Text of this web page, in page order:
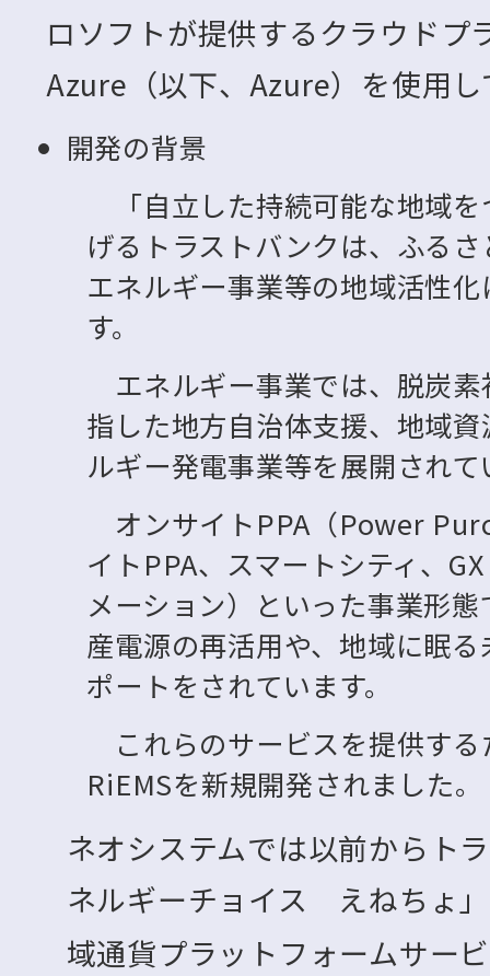
ロソフトが提供するクラウド
Azure（以下、Azure）を使用し
開発の背景
「自立した持続可能な地域
げるトラストバンクは、ふる
エネルギー事業等の地域活性
す。
エネルギー事業では、脱炭
指した地方自治体支援、地域
ルギー発電事業等を展開されて
オンサイトPPA（Power
イトPPA、スマートシティ、
メーション）といった事業形
産電源の再活用や、地域に眠
ポートをされています。
これらのサービスを提供す
RiEMSを新規開発されました。
ネオシステムでは以前からト
ネルギーチョイス えねちょ」
域通貨プラットフォームサ